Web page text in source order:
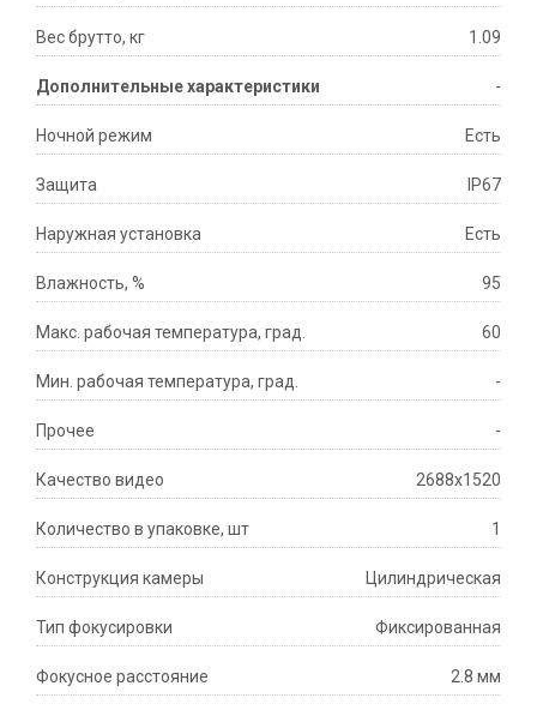
Вес брутто, кг 1.09
Дополнительные характеристики -
Ночной режим Есть
Защита IP67
Наружная установка Есть
Влажность, % 95
Макс. рабочая температура, град. 60
Мин. рабочая температура, град. -
Прочее -
Качество видео 2688x1520
Количество в упаковке, шт 1
Конструкция камеры Цилиндрическая
Тип фокусировки Фиксированная
Фокусное расстояние 2.8 мм